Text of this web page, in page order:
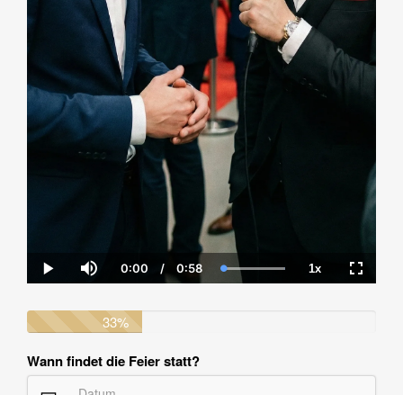
Play Mute
Current
Time
0:00 / Duration
0:58 Loaded
100.00%
1xPlayback
Rate
33%
Wann findet die Feier statt?